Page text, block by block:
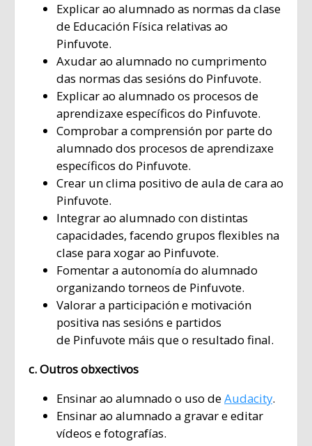
Explicar ao alumnado as normas da clase
de Educación Física relativas ao
Pinfuvote.
Axudar ao alumnado no cumprimento
das normas das sesións do Pinfuvote.
Explicar ao alumnado os procesos de
aprendizaxe específicos do Pinfuvote.
Comprobar a comprensión por parte do
alumnado dos procesos de aprendizaxe
específicos do Pinfuvote.
Crear un clima positivo de aula de cara ao
Pinfuvote.
Integrar ao alumnado con distintas
capacidades, facendo grupos flexibles na
clase para xogar ao Pinfuvote.
Fomentar a autonomía do alumnado
organizando torneos de Pinfuvote.
Valorar a participación e motivación
positiva nas sesións e partidos
de Pinfuvote máis que o resultado final.
c. Outros obxectivos
Ensinar ao alumnado o uso deAudacity.
Ensinar ao alumnado a gravar e editar
vídeos e fotografías.